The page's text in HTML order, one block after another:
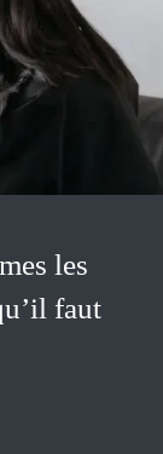
les
faut